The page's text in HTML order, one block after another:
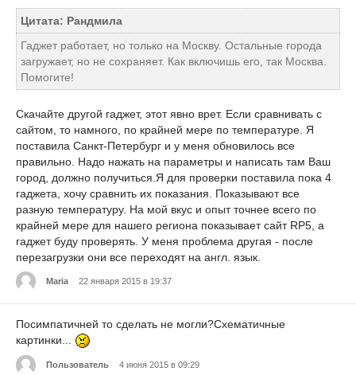
Цитата: Рандмила
Гаджет работает, но только на Москву. Остальные города
загружает, но не сохраняет. Как включишь его, так Москва.
Помогите!
Скачайте другой гаджет, этот явно врет. Если сравнивать с
сайтом, то намного, по крайней мере по температуре. Я
поставила Санкт-Петербург и у меня обновилось все
правильно. Надо нажать на параметры и написать там Ваш
город, должно получиться.Я для проверки поставила пока 4
гаджета, хочу сравнить их показания. Показывают все
разную температуру. На мой вкус и опыт точнее всего по
крайней мере для нашего региона показывает сайт RP5, а
гаджет буду проверять. У меня проблема другая - после
перезагрузки они все переходят на англ. язык.
Maria 22 января 2015 в 19:37
Посимпатичней то сделать не могли?Схематичные
картинки...
Пользователь 4 июня 2015 в 09:29